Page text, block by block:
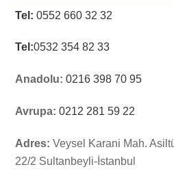
Tel: 0552 660 32 32
Tel:0532 354 82 33
Anadolu: 0216 398 70 95
Avrupa: 0212 281 59 22
Adres: Veysel Karani Mah.
22/2 Sultanbeyli-İstanbul